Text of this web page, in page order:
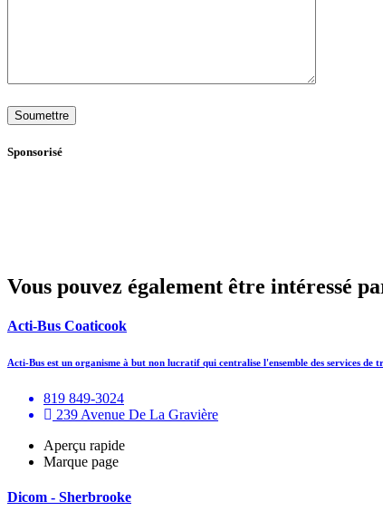
Sponsorisé
Vous pouvez également être intéressé
Acti-Bus Coaticook
Acti-Bus est un organisme à but non lucratif qui centralise l'ensemble des services de
819 849-3024
239 Avenue De La Gravière
Aperçu rapide
Marque page
Dicom - Sherbrooke